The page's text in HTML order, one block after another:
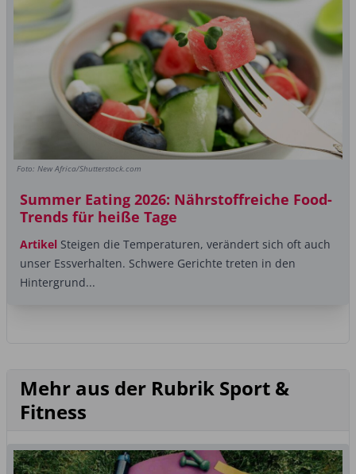
Foto: New Africa/Shutterstock.com
Summer Eating 2026: Nährstoffreiche Food-
Trends für heiße Tage
Artikel Steigen die Temperaturen, verändert sich oft auch
unser Essverhalten. Schwere Gerichte treten in den
Hintergrund...
Mehr aus der Rubrik Sport &
Fitness